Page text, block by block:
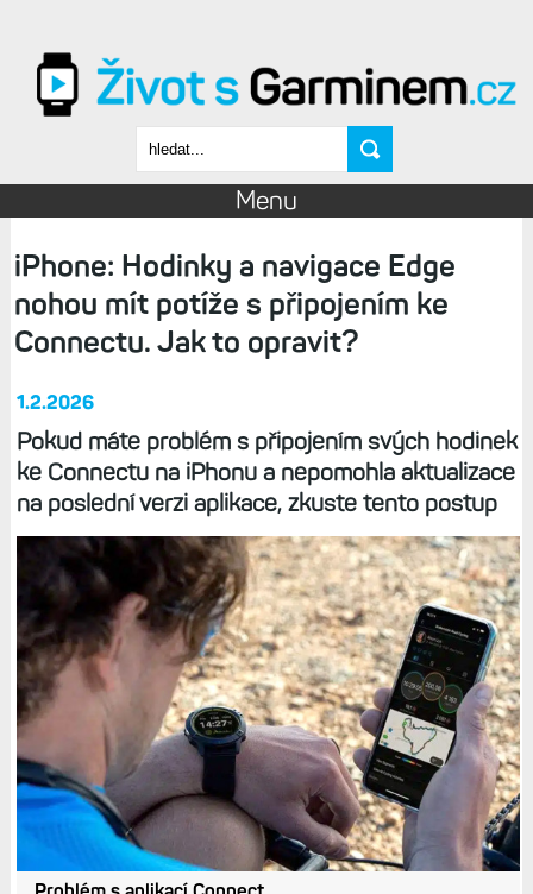
Vyhledávání
Menu
iPhone: Hodinky a navigace Edge
nohou mít potíže s připojením ke
Connectu. Jak to opravit?
1.2.2026
Pokud máte problém s připojením svých hodinek
ke Connectu na iPhonu a nepomohla aktualizace
na poslední verzi aplikace, zkuste tento postup